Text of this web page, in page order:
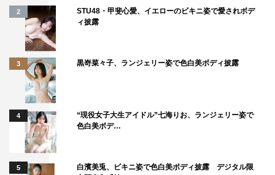
『警視庁アウトサイダー』©テレビ朝日
続けて、濱田も「僕は格闘シーンをリングサイドから拝見
していたのですが、西島さん、さすがでした。そして感動
したのが、選手ご本人に直々にレクチャーを受ける姿で
す。プロレスファンなら誰もが大興奮する光景を見ること
2
STU48・甲斐心愛、イエローのビキニ姿で愛されボデ
ィ披露
3 黒嵜菜々子、ランジェリー姿で色白美ボディ披露
4
“現役女子大生アイドル”七海りお、ランジェリー姿で
色白美ボデ…
5
白濱美兎、ビキニ姿で色白美ボディ披露 デジタル限